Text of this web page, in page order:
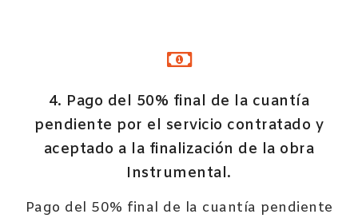
4. Pago del 50% final de la cuantía
pendiente por el servicio contratado y
aceptado a la finalización de la obra
Instrumental.
Pago del 50% final de la cuantía pendiente